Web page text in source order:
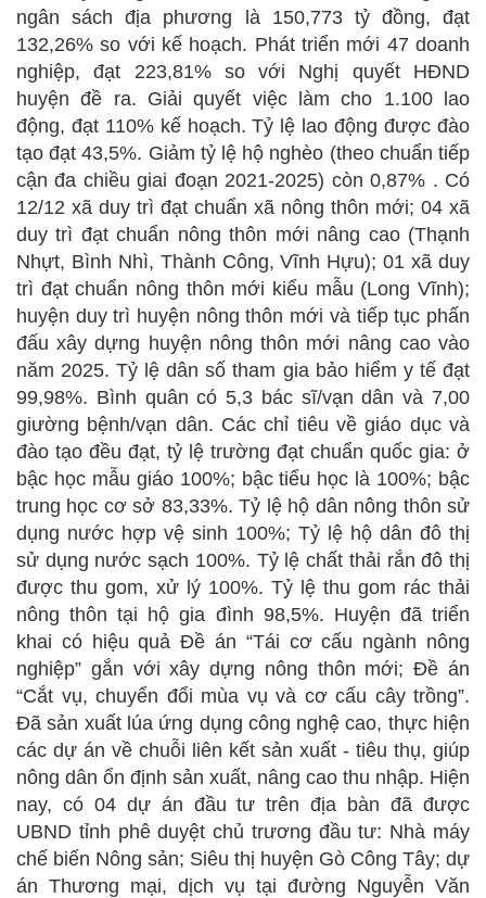
ngân sách địa phương là 150,773 tỷ đồng, đạt
132,26% so với kế hoạch. Phát triển mới 47 doanh
nghiệp, đạt 223,81% so với Nghị quyết HĐND
huyện đề ra. Giải quyết việc làm cho 1.100 lao
động, đạt 110% kế hoạch. Tỷ lệ lao động được đào
tạo đạt 43,5%. Giảm tỷ lệ hộ nghèo (theo chuẩn tiếp
cận đa chiều giai đoạn 2021-2025) còn 0,87% . Có
12/12 xã duy trì đạt chuẩn xã nông thôn mới; 04 xã
duy trì đạt chuẩn nông thôn mới nâng cao (Thạnh
Nhựt, Bình Nhì, Thành Công, Vĩnh Hựu); 01 xã duy
trì đạt chuẩn nông thôn mới kiểu mẫu (Long Vĩnh);
huyện duy trì huyện nông thôn mới và tiếp tục phấn
đấu xây dựng huyện nông thôn mới nâng cao vào
năm 2025. Tỷ lệ dân số tham gia bảo hiểm y tế đạt
99,98%. Bình quân có 5,3 bác sĩ/vạn dân và 7,00
giường bệnh/vạn dân. Các chỉ tiêu về giáo dục và
đào tạo đều đạt, tỷ lệ trường đạt chuẩn quốc gia: ở
bậc học mẫu giáo 100%; bậc tiểu học là 100%; bậc
trung học cơ sở 83,33%. Tỷ lệ hộ dân nông thôn sử
dụng nước hợp vệ sinh 100%; Tỷ lệ hộ dân đô thị
sử dụng nước sạch 100%. Tỷ lệ chất thải rắn đô thị
được thu gom, xử lý 100%. Tỷ lệ thu gom rác thải
nông thôn tại hộ gia đình 98,5%. Huyện đã triển
khai có hiệu quả Đề án “Tái cơ cấu ngành nông
nghiệp” gắn với xây dựng nông thôn mới; Đề án
“Cắt vụ, chuyển đổi mùa vụ và cơ cấu cây trồng”.
Đã sản xuất lúa ứng dụng công nghệ cao, thực hiện
các dự án về chuỗi liên kết sản xuất - tiêu thụ, giúp
nông dân ổn định sản xuất, nâng cao thu nhập. Hiện
nay, có 04 dự án đầu tư trên địa bàn đã được
UBND tỉnh phê duyệt chủ trương đầu tư: Nhà máy
chế biến Nông sản; Siêu thị huyện Gò Công Tây; dự
án Thương mại, dịch vụ tại đường Nguyễn Văn